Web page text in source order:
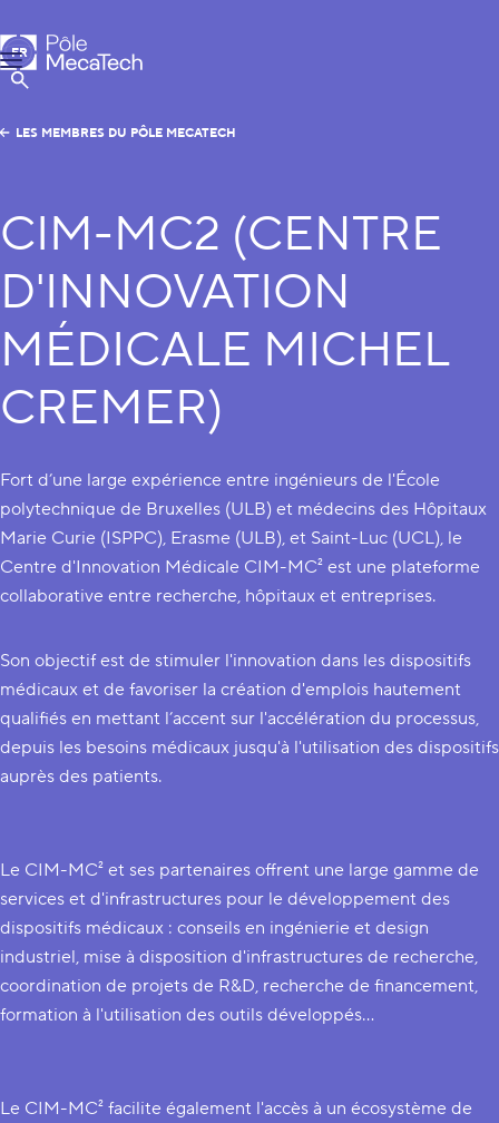
Pôle MecaTech
Menu
Afficher la Recherche
FR
EN
LES MEMBRES DU PÔLE MECATECH
CIM-MC2 (CENTRE
D'INNOVATION
MÉDICALE MICHEL
CREMER)
Fort d’une large expérience entre ingénieurs de l'École
polytechnique de Bruxelles (ULB) et médecins des Hôpitaux
Marie Curie (ISPPC), Erasme (ULB), et Saint-Luc (UCL), le
Centre d'Innovation Médicale CIM-MC² est une plateforme
collaborative entre recherche, hôpitaux et entreprises.
Son objectif est de stimuler l'innovation dans les dispositifs
médicaux et de favoriser la création d'emplois hautement
qualifiés en mettant l’accent sur l'accélération du processus,
depuis les besoins médicaux jusqu'à l'utilisation des dispositifs
auprès des patients.
Le CIM-MC² et ses partenaires offrent une large gamme de
services et d'infrastructures pour le développement des
dispositifs médicaux : conseils en ingénierie et design
industriel, mise à disposition d'infrastructures de recherche,
coordination de projets de R&D, recherche de financement,
formation à l'utilisation des outils développés…
Le CIM-MC² facilite également l'accès à un écosystème de